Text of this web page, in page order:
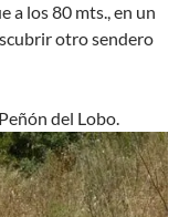
a los 80 mts., en un
otro sendero
del Lobo.